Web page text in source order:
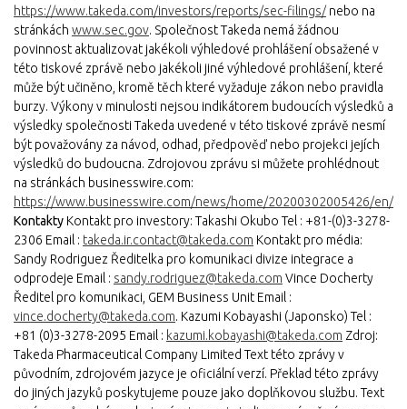
https://www.takeda.com/investors/reports/sec-filings/ nebo na
stránkách www.sec.gov. Společnost Takeda nemá žádnou
povinnost aktualizovat jakékoli výhledové prohlášení obsažené v
této tiskové zprávě nebo jakékoli jiné výhledové prohlášení, které
může být učiněno, kromě těch které vyžaduje zákon nebo pravidla
burzy. Výkony v minulosti nejsou indikátorem budoucích výsledků a
výsledky společnosti Takeda uvedené v této tiskové zprávě nesmí
být považovány za návod, odhad, předpověď nebo projekci jejích
výsledků do budoucna. Zdrojovou zprávu si můžete prohlédnout
na stránkách businesswire.com:
https://www.businesswire.com/news/home/20200302005426/en/
Kontakty Kontakt pro investory: Takashi Okubo Tel : +81-(0)3-3278-
2306 Email : takeda.ir.contact@takeda.com Kontakt pro média:
Sandy Rodriguez Ředitelka pro komunikaci divize integrace a
odprodeje Email : sandy.rodriguez@takeda.com Vince Docherty
Ředitel pro komunikaci, GEM Business Unit Email :
vince.docherty@takeda.com. Kazumi Kobayashi (Japonsko) Tel :
+81 (0)3-3278-2095 Email : kazumi.kobayashi@takeda.com Zdroj:
Takeda Pharmaceutical Company Limited Text této zprávy v
původním, zdrojovém jazyce je oficiální verzí. Překlad této zprávy
do jiných jazyků poskytujeme pouze jako doplňkovou službu. Text